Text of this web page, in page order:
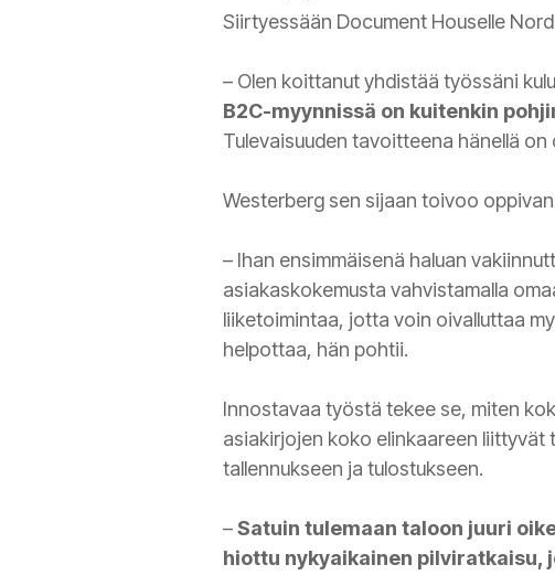
Siirtyessään Document Houselle
– Olen koittanut yhdistää työssäni
B2C-myynnissä on kuitenkin
Tulevaisuuden tavoitteena hänellä
Westerberg sen sijaan toivoo
– Ihan ensimmäisenä haluan
asiakaskokemusta vahvistamalla
liiketoimintaa, jotta voin oivalluttaa
helpottaa, hän pohtii.
Innostavaa työstä tekee se, miten
asiakirjojen koko elinkaareen liittyvät
tallennukseen ja tulostukseen.
–Satuin tulemaan taloon juuri
hiottu nykyaikainen pilviratkaisu,